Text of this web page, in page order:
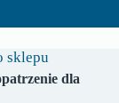
sklepu
dla